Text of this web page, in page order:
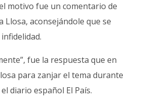
motivo fue un comentario de
Llosa, aconsejándole que se
fue la respuesta que en
para zanjar el tema durante
diario español El País.